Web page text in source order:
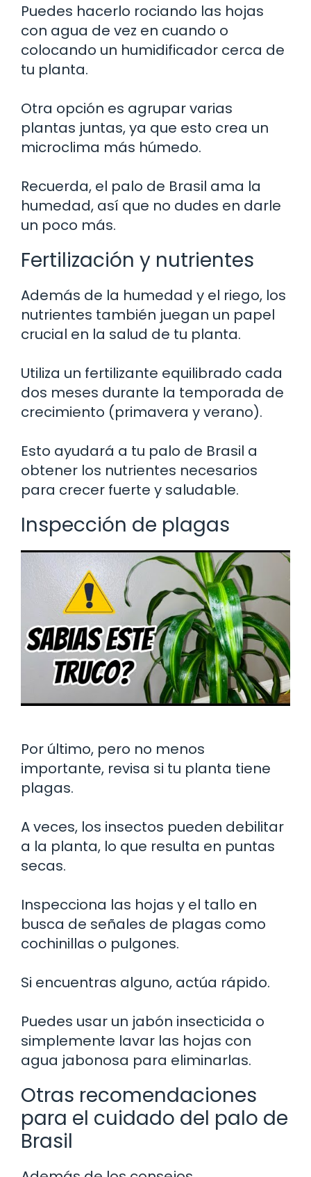
Puedes hacerlo rociando las hojas
con agua de vez en cuando o
colocando un humidificador cerca de
tu planta.
Otra opción es agrupar varias
plantas juntas, ya que esto crea un
microclima más húmedo.
Recuerda, el palo de Brasil ama la
humedad, así que no dudes en darle
un poco más.
Fertilización y nutrientes
Además de la humedad y el riego, los
nutrientes también juegan un papel
crucial en la salud de tu planta.
Utiliza un fertilizante equilibrado cada
dos meses durante la temporada de
crecimiento (primavera y verano).
Esto ayudará a tu palo de Brasil a
obtener los nutrientes necesarios
para crecer fuerte y saludable.
Inspección de plagas
Por último, pero no menos
importante, revisa si tu planta tiene
plagas.
A veces, los insectos pueden debilitar
a la planta, lo que resulta en puntas
secas.
Inspecciona las hojas y el tallo en
busca de señales de plagas como
cochinillas o pulgones.
Si encuentras alguno, actúa rápido.
Puedes usar un jabón insecticida o
simplemente lavar las hojas con
agua jabonosa para eliminarlas.
Otras recomendaciones
para el cuidado del palo de
Brasil